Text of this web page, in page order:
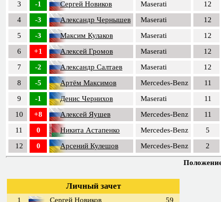
3
-1 Сергей Новиков Maserati
12
4
-3 Александр Чернышев Maserati
12
5
-3 Максим Кулаков Maserati
12
6
+1 Алексей Громов Maserati
12
7
-2 Александр Салтаев Maserati
12
8
-5 Артём Максимов Mercedes-Benz
11
9
-1 Денис Чернихов Maserati
11
10
+8 Алексей Яушев Mercedes-Benz
11
11
0 Никита Астапенко Mercedes-Benz
5
12
0 Арсений Кулешов Mercedes-Benz 2
Положение
Личный зачет
1 Сергей Новиков
59